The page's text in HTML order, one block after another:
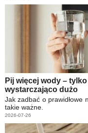
Pij więcej wody –
wystarczająco dużo
Jak zadbać o prawidłowe
takie ważne.
2026-07-26